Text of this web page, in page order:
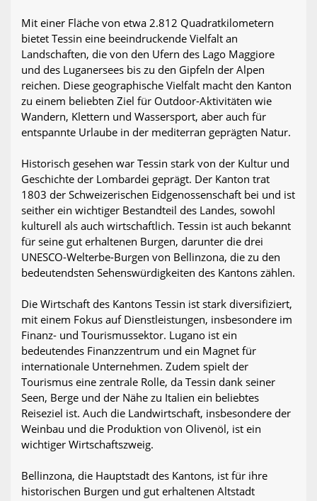
Mit einer Fläche von etwa 2.812 Quadratkilometern
bietet Tessin eine beeindruckende Vielfalt an
Landschaften, die von den Ufern des Lago Maggiore
und des Luganersees bis zu den Gipfeln der Alpen
reichen. Diese geographische Vielfalt macht den Kanton
zu einem beliebten Ziel für Outdoor-Aktivitäten wie
Wandern, Klettern und Wassersport, aber auch für
entspannte Urlaube in der mediterran geprägten Natur.
Historisch gesehen war Tessin stark von der Kultur und
Geschichte der Lombardei geprägt. Der Kanton trat
1803 der Schweizerischen Eidgenossenschaft bei und ist
seither ein wichtiger Bestandteil des Landes, sowohl
kulturell als auch wirtschaftlich. Tessin ist auch bekannt
für seine gut erhaltenen Burgen, darunter die drei
UNESCO-Welterbe-Burgen von Bellinzona, die zu den
bedeutendsten Sehenswürdigkeiten des Kantons zählen.
Die Wirtschaft des Kantons Tessin ist stark diversifiziert,
mit einem Fokus auf Dienstleistungen, insbesondere im
Finanz- und Tourismussektor. Lugano ist ein
bedeutendes Finanzzentrum und ein Magnet für
internationale Unternehmen. Zudem spielt der
Tourismus eine zentrale Rolle, da Tessin dank seiner
Seen, Berge und der Nähe zu Italien ein beliebtes
Reiseziel ist. Auch die Landwirtschaft, insbesondere der
Weinbau und die Produktion von Olivenöl, ist ein
wichtiger Wirtschaftszweig.
Bellinzona, die Hauptstadt des Kantons, ist für ihre
historischen Burgen und gut erhaltenen Altstadt